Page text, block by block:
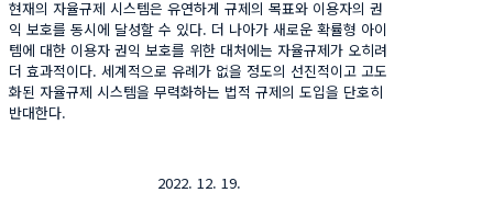
현재의 자율규제 시스템은 유연하게 규제의 목표와 이용자의 권
익 보호를 동시에 달성할 수 있다. 더 나아가 새로운 확률형 아이
템에 대한 이용자 권익 보호를 위한 대처에는 자율규제가 오히려
더 효과적이다. 세계적으로 유례가 없을 정도의 선진적이고 고도
화된 자율규제 시스템을 무력화하는 법적 규제의 도입을 단호히
반대한다.
2022. 12. 19.